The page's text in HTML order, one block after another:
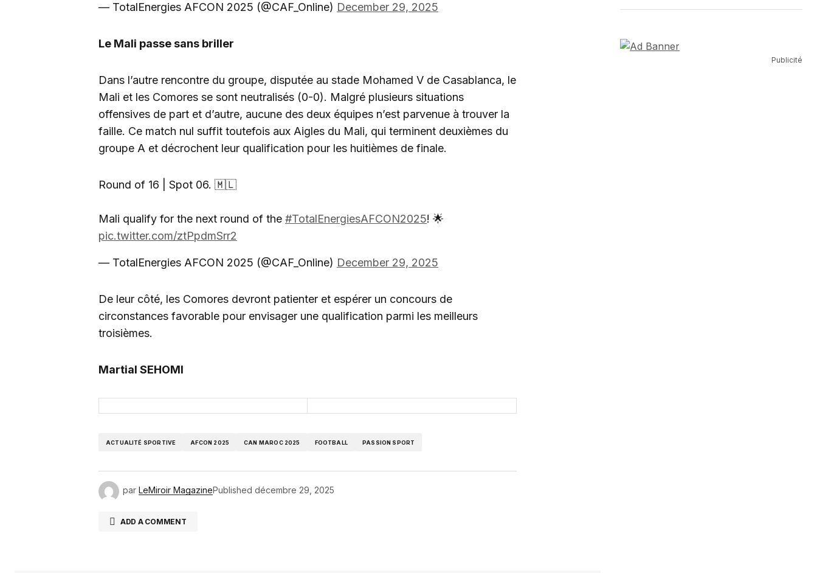
— TotalEnergies AFCON 2025 (@CAF_Online) December 29, 2025
Le Mali passe sans briller
Dans l’autre rencontre du groupe, disputée au stade Mohamed V de Casablanca, le
Mali et les Comores se sont neutralisés (0-0). Malgré plusieurs situations
offensives de part et d’autre, aucune des deux équipes n’est parvenue à trouver la
faille. Ce match nul suffit toutefois aux Aigles du Mali, qui terminent deuxièmes du
groupe A et décrochent leur qualification pour les huitièmes de finale.
Round of 16 | Spot 06. 🇲🇱
Mali qualify for the next round of the #TotalEnergiesAFCON2025! 🌟
pic.twitter.com/ztPpdmSrr2
— TotalEnergies AFCON 2025 (@CAF_Online) December 29, 2025
De leur côté, les Comores devront patienter et espérer un concours de
circonstances favorable pour envisager une qualification parmi les meilleurs
troisièmes.
Martial SEHOMI
ACTUALITÉ SPORTIVE AFCON 2025 CAN MAROC 2025 FOOTBALL PASSION SPORT
par LeMiroir MagazinePublished décembre 29, 2025
ADD A COMMENT
Publicité